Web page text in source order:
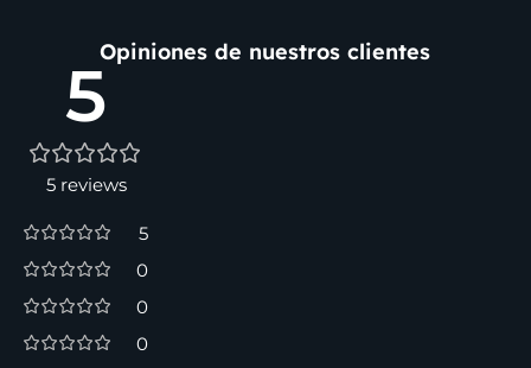
Opiniones de nuestros clientes
5
5 reviews
5
0
0
0